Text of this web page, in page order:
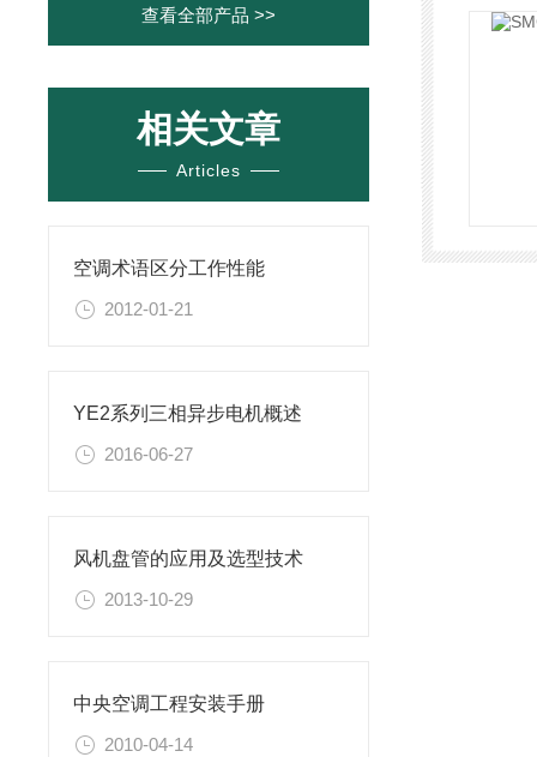
查看全部产品 >>
相关文章
Articles
空调术语区分工作性能
2012-01-21
YE2系列三相异步电机概述
2016-06-27
风机盘管的应用及选型技术
2013-10-29
中央空调工程安装手册
2010-04-14